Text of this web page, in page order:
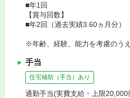
■年1回
【賞与回数】
■年2回（過去実績3.60ヵ月分）
※年齢、経験、能力を考慮のう
手当
住宅補助（手当）あり
通勤手当(実費支給・上限